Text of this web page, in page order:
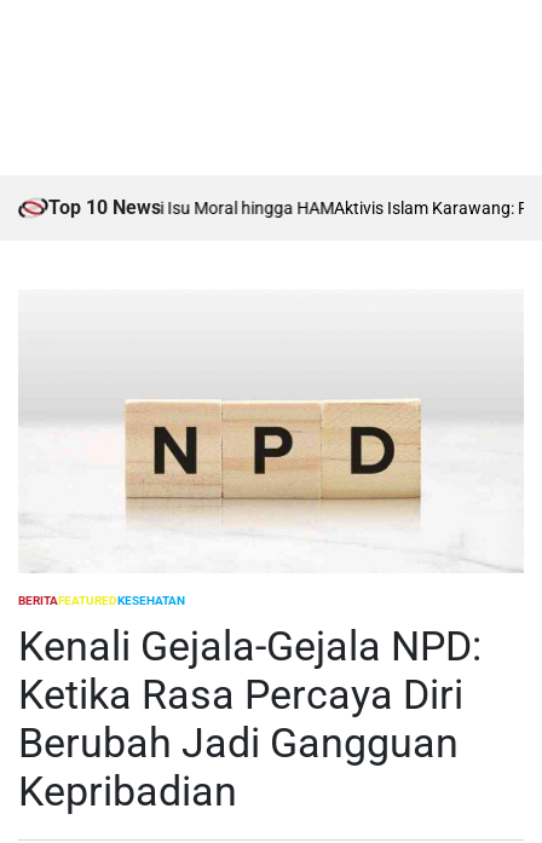
Top 10 News
Boti, Soroti Isu Moral hingga HAMAktivis Islam Karawang:
POSTED
BERITAFEATUREDKESEHATAN
Kenali Gejala-Gejala NPD:
Ketika Rasa Percaya Diri
Berubah Jadi Gangguan
Kepribadian